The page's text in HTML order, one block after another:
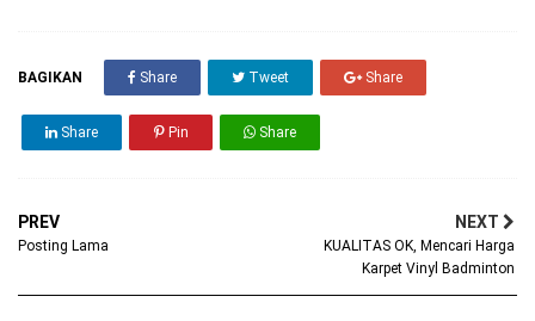
BAGIKAN Share Tweet Share
Share Pin Share
PREV
Posting Lama
NEXT
KUALITAS OK, Mencari Harga
Karpet Vinyl Badminton